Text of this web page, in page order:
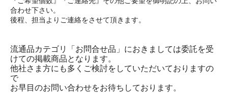
合わせ下さい。
後程、担当よりご連絡をさせて頂きます。
流通品カテゴリ「お問合せ品」におきましては委託を受
けての掲載商品となります。
他社さま方にも多くご検討をしていただいておりますの
で
お早目のお問い合わせをお待ちしております。